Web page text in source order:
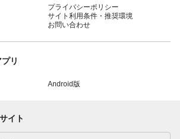
プライバシーポリシー
サイト利用条件・推奨環境
お問い合わせ
リ
Android版
イト